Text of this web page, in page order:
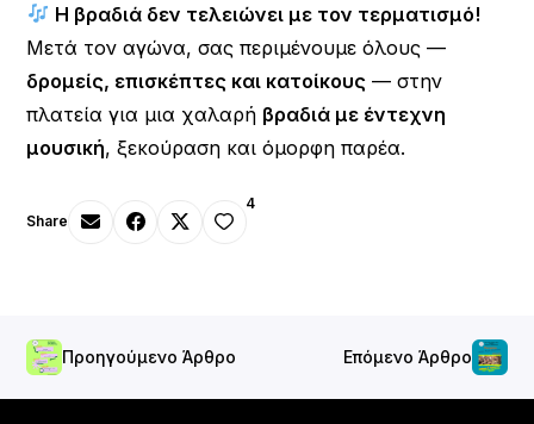
Η βραδιά δεν τελειώνει με τον τερματισμό!
Μετά τον αγώνα, σας περιμένουμε όλους —
δρομείς, επισκέπτες και κατοίκους — στην
πλατεία για μια χαλαρή βραδιά με έντεχνη
μουσική, ξεκούραση και όμορφη παρέα.
Share
4
Προηγούμενο Άρθρο Επόμενο Άρθρο